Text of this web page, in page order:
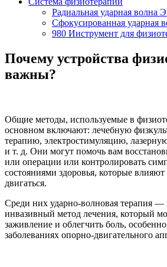
Радиальная ударная волна
Сфокусированная ударная
980 Инструмент для
Почему устройства
важны?
Общие методы, используемые в
основном включают: лечебную
терапию, электростимуляцию,
и т. д. Они могут помочь вам
или операции или контролировать
состояниями здоровья, которые
двигаться.
Среди них ударно-волновая терапия
инвазивный метод лечения, который
заживление и облегчить боль,
заболеваниях опорно-двигательного